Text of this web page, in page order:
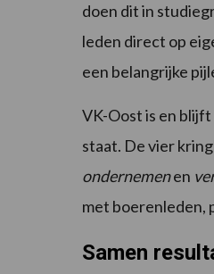
doen dit in
leden direct op
een belangrijke
VK-Oost is en
staat. De vier
ondernemenen
met boerenleden,
Samen